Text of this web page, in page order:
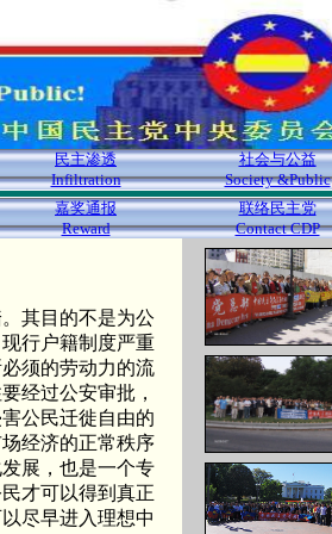
民主渗透
Infiltration
社会与公益
Society &Public
嘉奖通报
Reward
联络民主党
Contact CDP
其目的不是为公
行户籍制度严重
须的劳动力的流
经过公安审批，
公民迁徙自由的
经济的正常秩序
展，也是一个专
才可以得到真正
尽早进入理想中